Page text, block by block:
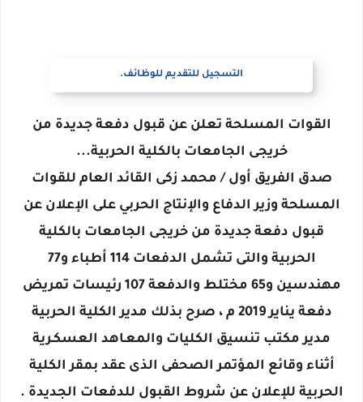
التسجيل للتقديم للوظائف.
القوات المسلحة تعلن عن قبول دفعة جديدة من
خريجى الجامعات بالكلية الحربية...
صدق الفريق أول / محمد زكى القائد العام للقوات
المسلحة وزير الدفاع والإنتاج الحربي على الإعلان عن
قبول دفعة جديدة من خريجى الجامعات بالكلية
الحربية والتى تشمل الدفعات 114 أطباء و77
مهندسين و65 مختلط والدفعة 107 رئيسات تمريض
دفعة يناير 2019 م ، صرح بذلك مدير الكلية الحربية
مدير مكتب تنسيق الكليات والمعـاهد العسكـرية
أثناء وقائع المؤتمر الصحفى الذى عقد بمقر الكلية
الحربية للإعلان عن شروط القبول للدفعات الجديدة .